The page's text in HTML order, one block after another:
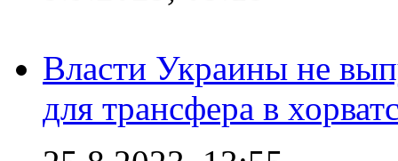
Власти Украины не
для трансфера в